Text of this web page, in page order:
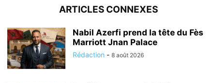
ARTICLES CONNEXES
Nabil Azerfi prend la tête du Fès
Marriott Jnan Palace
Rédaction - 8 août 2026